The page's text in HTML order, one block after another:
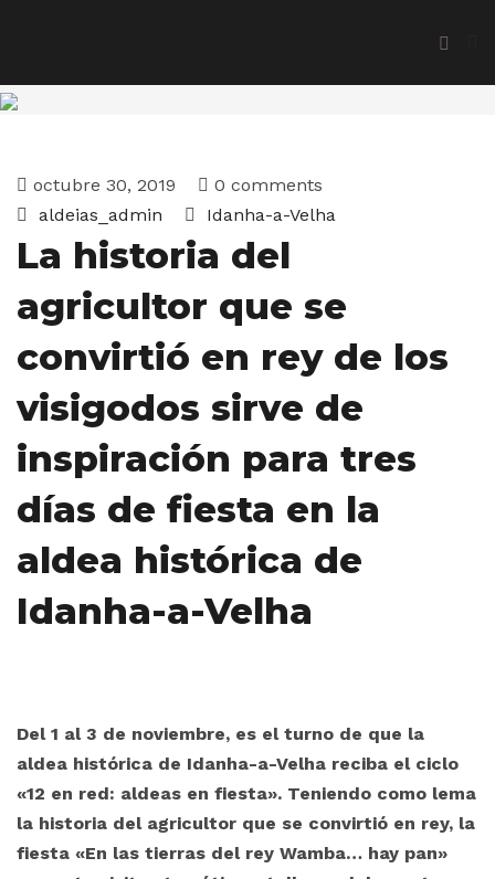
octubre 30, 2019
0 comments
aldeias_admin
Idanha-a-Velha
La historia del
agricultor que se
convirtió en rey de los
visigodos sirve de
inspiración para tres
días de fiesta en la
aldea histórica de
Idanha-a-Velha
Del 1 al 3 de noviembre, es el turno de que la
aldea histórica de Idanha-a-Velha reciba el ciclo
«12 en red: aldeas en fiesta». Teniendo como lema
la historia del agricultor que se convirtió en rey, la
fiesta «En las tierras del rey Wamba… hay pan»